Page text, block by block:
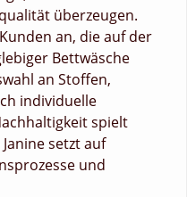
überzeugen.
an, die auf der
Bettwäsche
an Stoffen,
individuelle
spielt
setzt auf
und